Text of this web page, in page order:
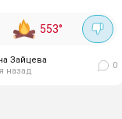
299₽.
ткань,...
553°
Зайцева
назад
0